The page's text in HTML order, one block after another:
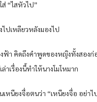
“ไสหัวไป”
ปเหลียวหลังมองไป
งฟ้า คิดถึงคำพูดของหญิงทั้งสอง
าเรื่องนี้ทำให้นางโมโหมาก
เหนียงจื่อตนว่า “เหนียงจื่อ อย่